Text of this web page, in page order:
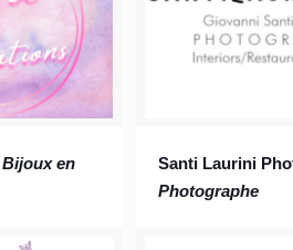
Bijoux en
Santi Laurini
Photographe